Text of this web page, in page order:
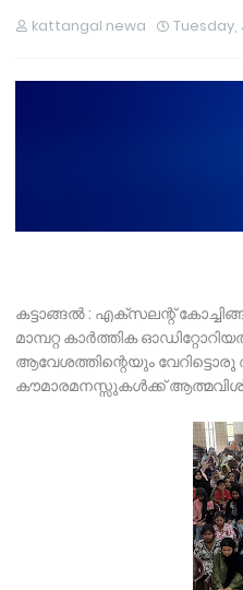
kattangal newa Tuesday,
കട്ടാങ്ങൽ : എക്സലന്റ്
മാമ്പറ്റ കാർത്തിക
ആവേശത്തിന്റെയും വേറിട്ടൊരു
കൗമാരമനസ്സുകൾക്ക്